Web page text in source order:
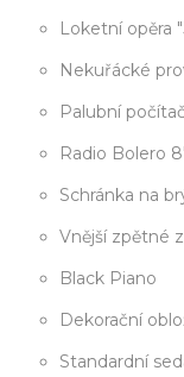
Loketní opěra
Nekuřácké
Palubní
Radio Bolero
Schránka na
Vnější zpětné
Black Piano
Dekorační
Standardní